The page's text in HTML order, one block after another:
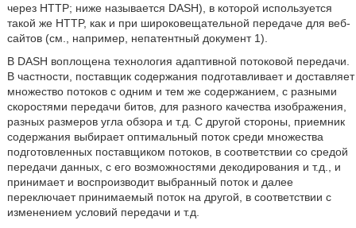
через HTTP; ниже называется DASH), в которой используется
такой же HTTP, как и при широковещательной передаче для веб-
сайтов (см., например, непатентный документ 1).
В DASH воплощена технология адаптивной потоковой передачи.
В частности, поставщик содержания подготавливает и доставляет
множество потоков с одним и тем же содержанием, с разными
скоростями передачи битов, для разного качества изображения,
разных размеров угла обзора и т.д. С другой стороны, приемник
содержания выбирает оптимальный поток среди множества
подготовленных поставщиком потоков, в соответствии со средой
передачи данных, с его возможностями декодирования и т.д., и
принимает и воспроизводит выбранный поток и далее
переключает принимаемый поток на другой, в соответствии с
изменением условий передачи и т.д.